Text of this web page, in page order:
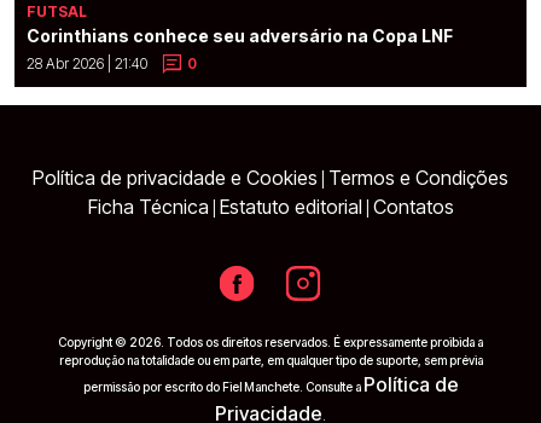
FUTSAL
Corinthians conhece seu adversário na Copa LNF
28 Abr 2026 | 21:40 0
Política de privacidade e Cookies Termos e Condições
Ficha Técnica Estatuto editorial Contatos
Copyright © 2026. Todos os direitos reservados. É expressamente proibida a
reprodução na totalidade ou em parte, em qualquer tipo de suporte, sem prévia
permissão por escrito do Fiel Manchete. Consulte a Política de
Privacidade